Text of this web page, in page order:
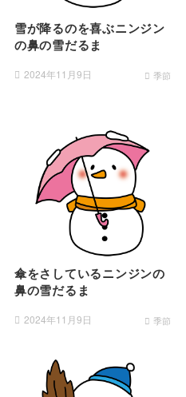
雪が降るのを喜ぶニンジン
の鼻の雪だるま
2024年11月9日 季節
傘をさしているニンジンの
鼻の雪だるま
2024年11月9日 季節